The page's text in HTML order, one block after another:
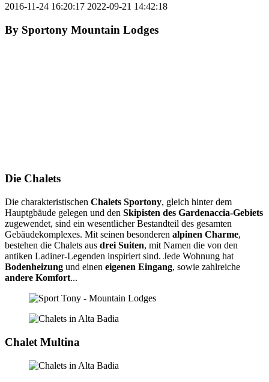
2016-11-24 16:20:17 2022-09-21 14:42:18
By Sportony Mountain Lodges
Die Chalets
Die charakteristischen Chalets Sportony, gleich hinter dem
Hauptgbäude gelegen und den Skipisten des Gardenaccia-Gebiets
zugewendet, sind ein wesentlicher Bestandteil des gesamten
Gebäudekomplexes. Mit seinen besonderen alpinen Charme,
bestehen die Chalets aus drei Suiten, mit Namen die von den
antiken Ladiner-Legenden inspiriert sind. Jede Wohnung hat
Bodenheizung und einen eigenen Eingang, sowie zahlreiche
andere Komfort...
Chalet Multina